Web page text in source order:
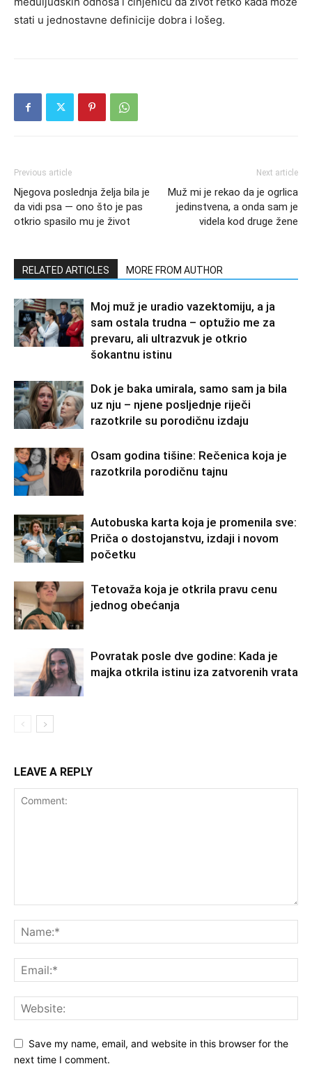
stati u jednostavne definicije dobra i lošeg.
Previous article
Njegova poslednja želja bila je
da vidi psa — ono što je pas
otkrio spasilo mu je život
Next article
Muž mi je rekao da je ogrlica
jedinstvena, a onda sam je
videla kod druge žene
RELATED ARTICLES MORE FROM AUTHOR
Moj muž je uradio vazektomiju, a ja
sam ostala trudna – optužio me za
prevaru, ali ultrazvuk je otkrio
šokantnu istinu
Dok je baka umirala, samo sam ja bila
uz nju – njene posljednje riječi
razotkrile su porodičnu izdaju
Osam godina tišine: Rečenica koja je
razotkrila porodičnu tajnu
Autobuska karta koja je promenila sve:
Priča o dostojanstvu, izdaji i novom
početku
Tetovaža koja je otkrila pravu cenu
jednog obećanja
Povratak posle dve godine: Kada je
majka otkrila istinu iza zatvorenih vrata
LEAVE A REPLY
Save my name, email, and website in this browser for the
next time I comment.